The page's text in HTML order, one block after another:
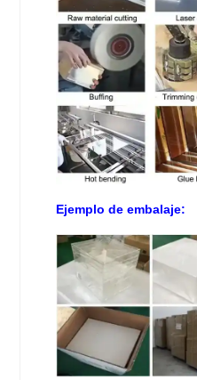
Ejemplo de embalaje: